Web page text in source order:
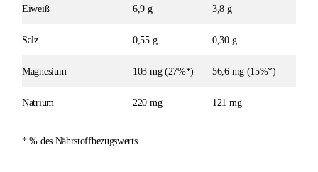
Eiweiß 6,9 g 3,8 g
Salz 0,55 g 0,30 g
Magnesium 103 mg (27%*) 56,6 mg (15%*)
Natrium 220 mg 121 mg
* % des Nährstoffbezugswerts